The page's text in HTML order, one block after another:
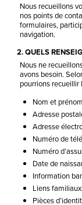
Nous recueillons
nos points de
formulaires,
navigation.
2. QUELS
Nous ne
avons besoin.
pourrions
Nom et
Adresse
Adresse
Numéro de
Numéro
Date de
Information
Liens
Pièces